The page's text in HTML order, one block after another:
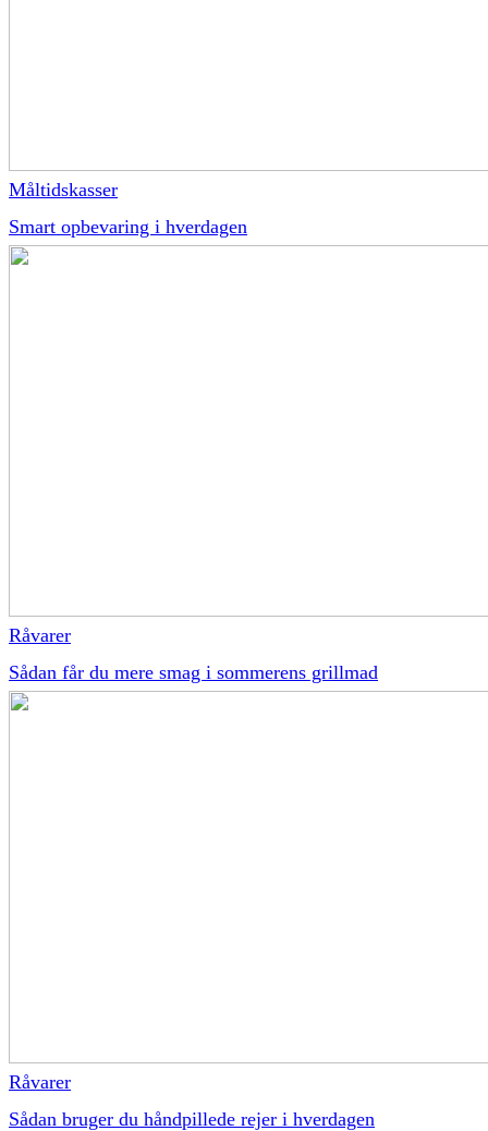
Måltidskasser
Smart opbevaring i hverdagen
Råvarer
Sådan får du mere smag i sommerens grillmad
Råvarer
Sådan bruger du håndpillede rejer i hverdagen